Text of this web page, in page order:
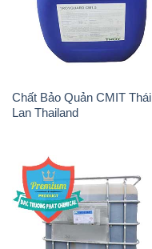
Chất Bảo Quản CMIT Thái
Lan Thailand